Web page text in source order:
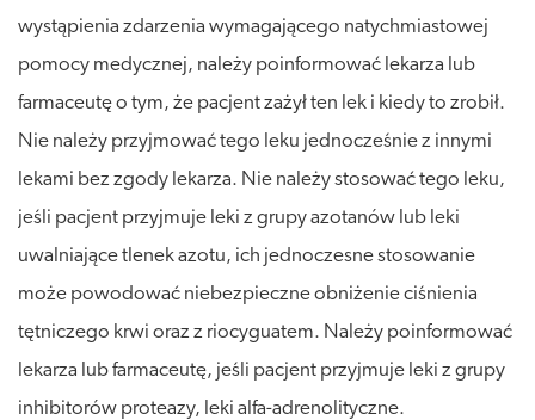
wystąpienia zdarzenia wymagającego natychmiastowej
pomocy medycznej, należy poinformować lekarza lub
farmaceutę o tym, że pacjent zażył ten lek i kiedy to zrobił.
Nie należy przyjmować tego leku jednocześnie z innymi
lekami bez zgody lekarza. Nie należy stosować tego leku,
jeśli pacjent przyjmuje leki z grupy azotanów lub leki
uwalniające tlenek azotu, ich jednoczesne stosowanie
może powodować niebezpieczne obniżenie ciśnienia
tętniczego krwi oraz z riocyguatem. Należy poinformować
lekarza lub farmaceutę, jeśli pacjent przyjmuje leki z grupy
inhibitorów proteazy, leki alfa-adrenolityczne.